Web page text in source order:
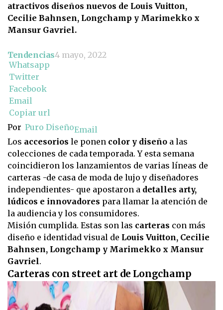
atractivos diseños nuevos de Louis Vuitton,
Cecilie Bahnsen, Longchamp y Marimekko x
Mansur Gavriel.
Tendencias4 mayo, 2022
Whatsapp
Twitter
Facebook
Email
Copiar url
Por Puro DiseñoEmail
Los accesorios le ponen color y diseño a las
colecciones de cada temporada. Y esta semana
coincidieron los lanzamientos de varias líneas de
carteras -de casa de moda de lujo y diseñadores
independientes- que apostaron a detalles arty,
lúdicos e innovadores para llamar la atención de
la audiencia y los consumidores.
Misión cumplida. Estas son las carteras con más
diseño e identidad visual de Louis Vuitton, Cecilie
Bahnsen, Longchamp y Marimekko x Mansur
Gavriel.
Carteras con street art de Longchamp